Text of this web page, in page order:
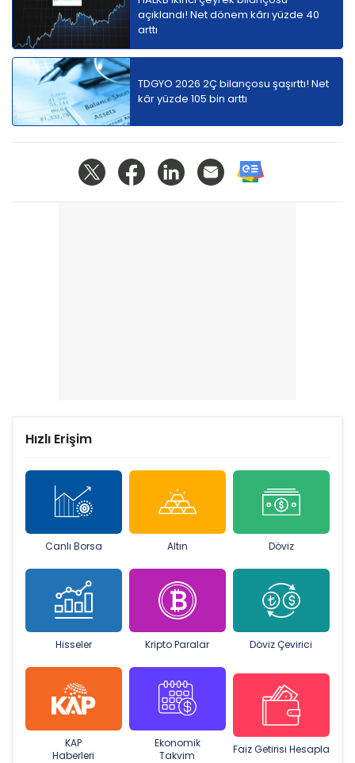
açıklandı! Net dönem kârı yüzde 40
arttı
TDGYO 2026 2Ç bilançosu şaşırttı! Net
kâr yüzde 105 bin arttı
Hızlı Erişim
Canlı Borsa Altın Döviz
Hisseler Kripto Paralar Döviz Çevirici
KAP
Haberleri
Ekonomik
Takvim
Faiz Getirisi Hesapla